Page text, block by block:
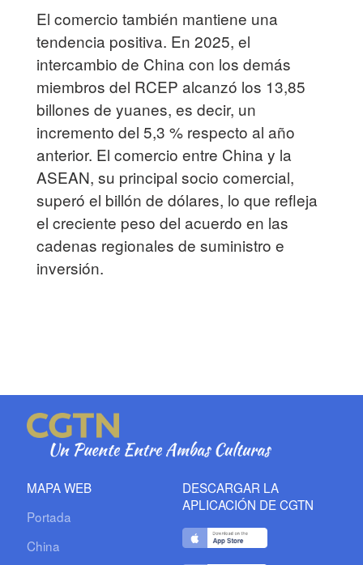
El comercio también mantiene una
tendencia positiva. En 2025, el
intercambio de China con los demás
miembros del RCEP alcanzó los 13,85
billones de yuanes, es decir, un
incremento del 5,3 % respecto al año
anterior. El comercio entre China y la
ASEAN, su principal socio comercial,
superó el billón de dólares, lo que refleja
el creciente peso del acuerdo en las
cadenas regionales de suministro e
inversión.
MAPA WEB
Portada
China
DESCARGAR LA
APLICACIÓN DE CGTN